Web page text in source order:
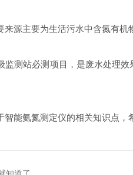
主要为生活污水中含氮有机
站必测项目，是废水处理效
氨氮测定仪的相关知识点，